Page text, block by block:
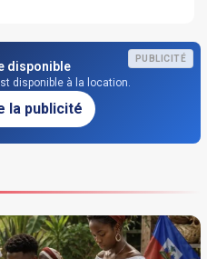
PUBLICITÉ
disponible
disponible à la location.
la publicité